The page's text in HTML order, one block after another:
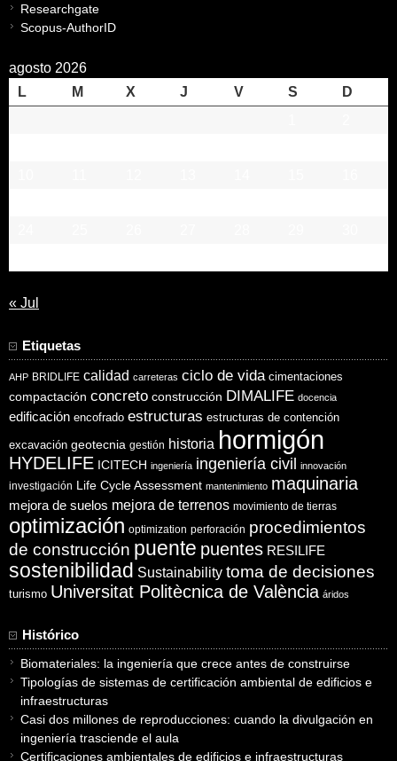
Researchgate
Scopus-AuthorID
agosto 2026
L
M X J V S
D
« Jul
Etiquetas
AHP BRIDLIFE calidad carreteras ciclo de vida cimentaciones
compactación concreto construcción DIMALIFE docencia
edificación encofrado estructuras estructuras de contención
excavación geotecnia gestión historia hormigón
HYDELIFE ICITECH ingeniería ingeniería civil innovación
investigación Life Cycle Assessment mantenimiento maquinaria
mejora de suelos mejora de terrenos movimiento de tierras
optimización optimization perforación procedimientos
de construcción puente puentes RESILIFE
sostenibilidad Sustainability toma de decisiones
turismo Universitat Politècnica de València áridos
Histórico
Biomateriales: la ingeniería que crece antes de construirse
Tipologías de sistemas de certificación ambiental de edificios e
infraestructuras
Casi dos millones de reproducciones: cuando la divulgación en
ingeniería trasciende el aula
Certificaciones ambientales de edificios e infraestructuras